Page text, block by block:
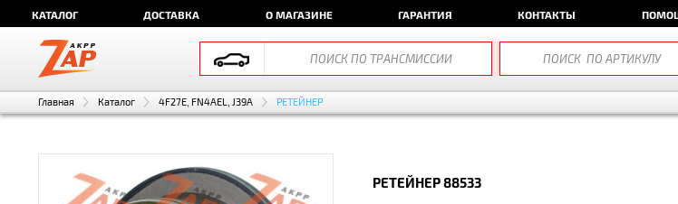
КАТАЛОГ ДОСТАВКА О МАГАЗИНЕ ГАРАНТИЯ КОНТАКТЫ
Главная Каталог 4F27E, FN4AEL, J39A РЕТЕЙНЕР
РЕТЕЙНЕР 88533